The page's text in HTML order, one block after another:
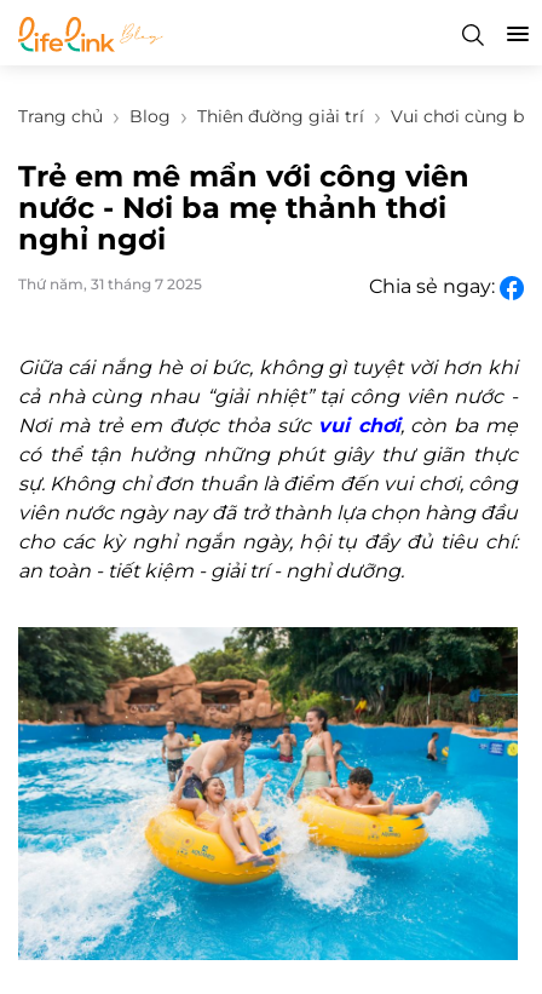
Trang chủ Blog Thiên đường giải trí Vui chơi cùng bé
Trẻ em mê mẩn với công viên
nước - Nơi ba mẹ thảnh thơi
nghỉ ngơi
Thứ năm, 31 tháng 7 2025 Chia sẻ ngay:
Giữa cái nắng hè oi bức, không gì tuyệt vời hơn khi
cả nhà cùng nhau “giải nhiệt” tại công viên nước -
Nơi mà trẻ em được thỏa sức vui chơi, còn ba mẹ
có thể tận hưởng những phút giây thư giãn thực
sự. Không chỉđơn thuần là điểm đến vui chơi, công
viên nước ngày nayđã trở thành lựa chọn hàng đầu
cho các kỳ nghỉ ngắn ngày, hội tụ đầy đủ tiêu chí:
an toàn - tiết kiệm - giải trí -nghỉ dưỡng.